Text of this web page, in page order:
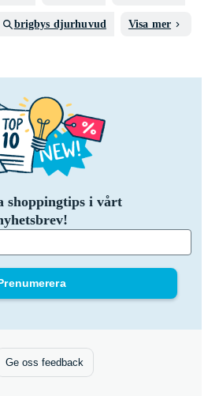
brigbys djurhuvud Visa mer
shoppingtips i vårt
Ge oss feedback